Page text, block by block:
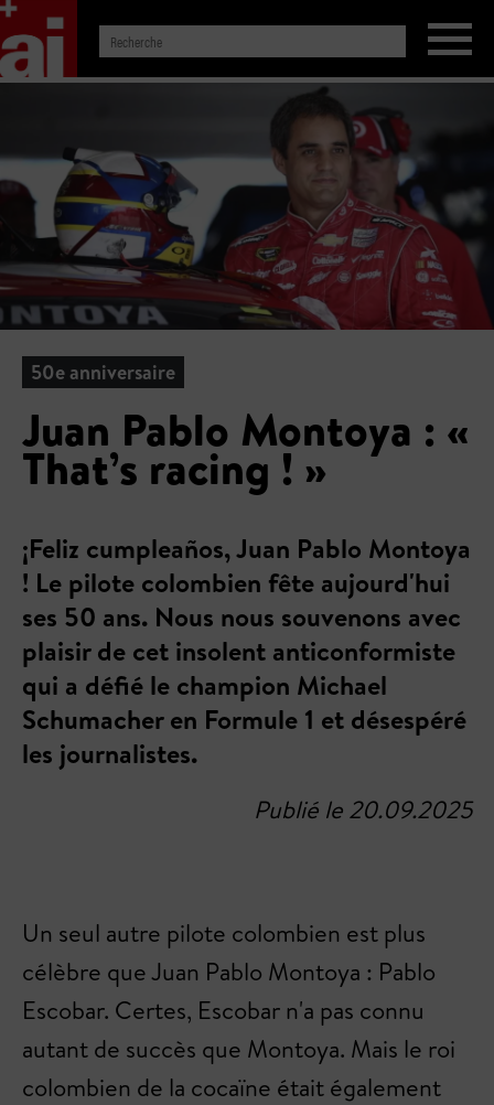
50e anniversaire
Juan Pablo Montoya : «
That’s racing ! »
¡Feliz cumpleaños, Juan Pablo Montoya
! Le pilote colombien fête aujourd'hui
ses 50 ans. Nous nous souvenons avec
plaisir de cet insolent anticonformiste
qui a défié le champion Michael
Schumacher en Formule 1 et désespéré
les journalistes.
Publié le 20.09.2025
Un seul autre pilote colombien est plus
célèbre que Juan Pablo Montoya : Pablo
Escobar. Certes, Escobar n'a pas connu
autant de succès que Montoya. Mais le roi
colombien de la cocaïne était également